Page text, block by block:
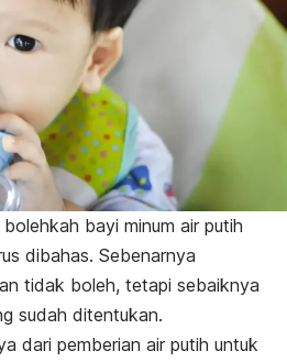
bayi minum air putih
dibahas. Sebenarnya
tidak boleh, tetapi sebaiknya
sudah ditentukan.
dari pemberian air putih untuk